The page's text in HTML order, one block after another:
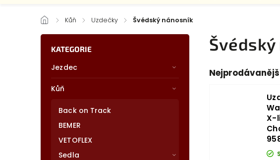
/ Kůň / Uzdečky / Švédský nánosník
KATEGORIE
Jezdec
Kůň
Back on Track
BEMER
VETOFLEX
Sedla
X-